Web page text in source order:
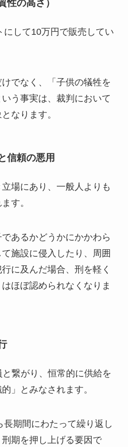
性の高さ）
して10万円で販売してい
でなく、「子供の犠牲を
う事実は、裁判において
なります。
信頼の悪用
場にあり、一般人よりも
す。
あるかどうかにかかわら
施設に侵入したり、周囲
に及んだ場合、刑を軽く
ほぼ認められなくなりま
繋がり、恒常的に供給を
」とみなされます。
長期間にわたって繰り返し
期を押し上げる要因で